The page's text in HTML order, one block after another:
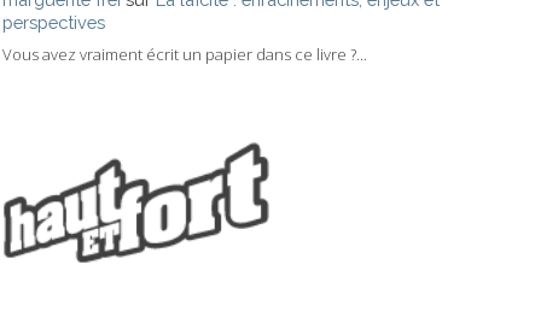
perspectives
Vous avez vraiment écrit un papier dans ce livre ?...